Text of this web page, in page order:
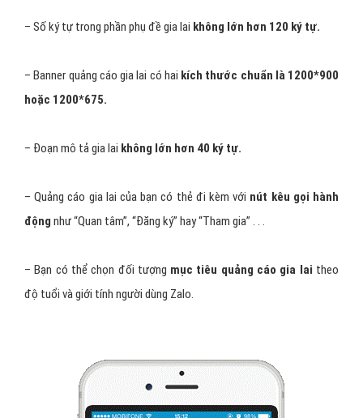
– Số ký tự trong phần phụ đề gia lai không lớn hơn 120 ký tự.
– Banner quảng cáo gia lai có hai kích thước chuẩn là 1200*900
hoặc 1200*675.
– Đoạn mô tả gia lai không lớn hơn 40 ký tự.
– Quảng cáo gia lai của bạn có thẻ đi kèm với nút kêu gọi hành
động như “Quan tâm”, “Đăng ký” hay “Tham gia” . . .
– Bạn có thể chọn đối tượng mục tiêu quảng cáo gia lai theo
độ tuổi và giới tính người dùng Zalo.